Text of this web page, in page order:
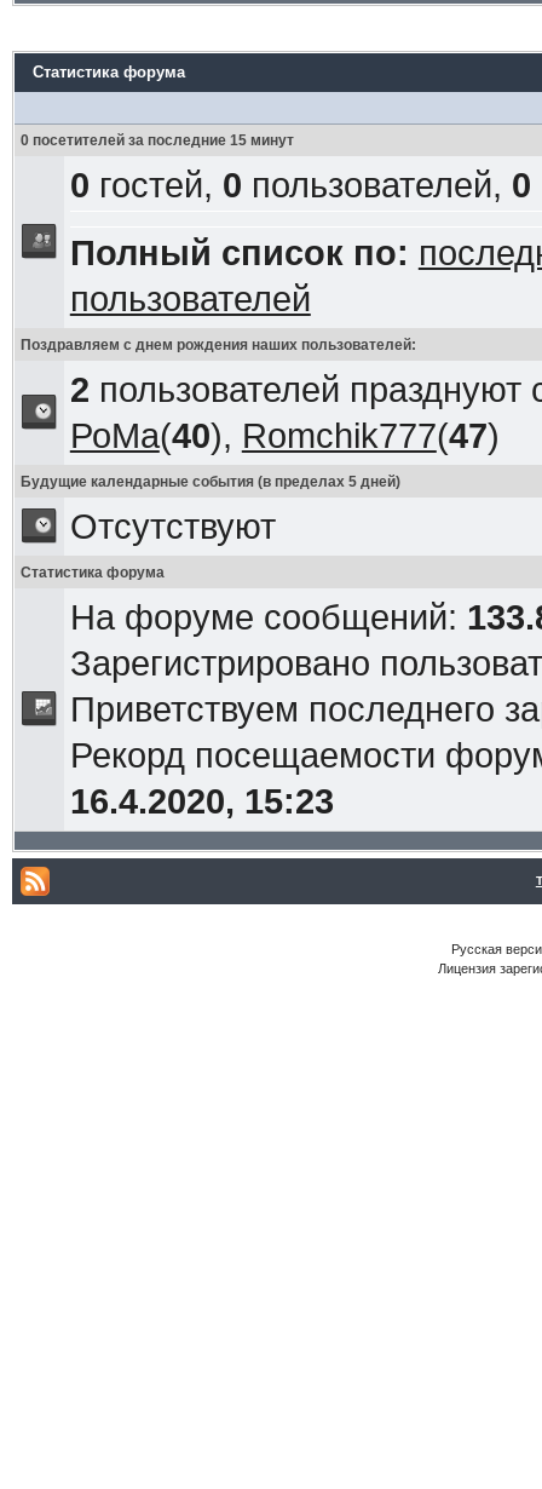
Статистика форума
0 посетителей за последние 15 минут
0 гостей, 0 пользователей, 0
Полный список по:
пользователей
Поздравляем с днем рождения наших пользователей:
2 пользователей
РоМа(40), Romchik777(47)
Будущие календарные события (в пределах 5 дней)
Отсутствуют
Статистика форума
На форуме сообщений:
Зарегистрировано
Приветствуем последнего
Рекорд посещаемости
16.4.2020, 15:23
Русская
Лицензия